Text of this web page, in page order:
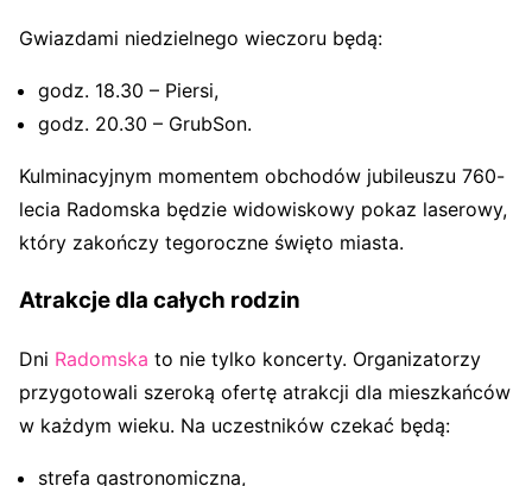
Gwiazdami niedzielnego wieczoru będą:
godz. 18.30 – Piersi,
godz. 20.30 – GrubSon.
Kulminacyjnym momentem obchodów jubileuszu 760-
lecia Radomska będzie widowiskowy pokaz laserowy,
który zakończy tegoroczne święto miasta.
Atrakcje dla całych rodzin
Dni Radomska to nie tylko koncerty. Organizatorzy
przygotowali szeroką ofertę atrakcji dla mieszkańców
w każdym wieku. Na uczestników czekać będą:
strefa gastronomiczna,